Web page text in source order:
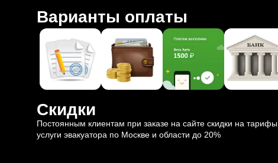
Варианты оплаты
Скидки
Постоянным клиентам при заказе на сайте скидки на тарифы
услуги эвакуатора по Москве и области до 20%